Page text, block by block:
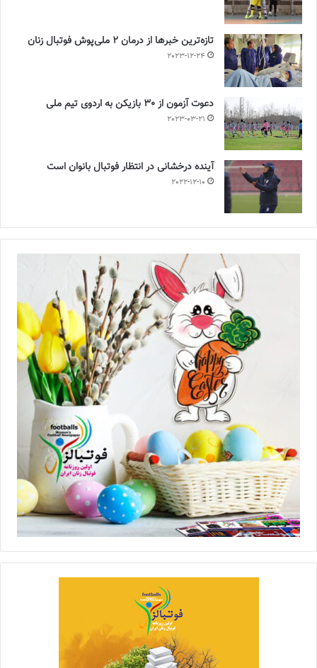
تازه‌ترین خبرها از درمان ۲ ملی‌پوش فوتبال زنان
2023-12-24
دعوت آزمون از 30 بازیکن به اردوی تیم ملی
2023-03-21
آینده درخشانی در انتظار فوتبال بانوان است
2022-12-10